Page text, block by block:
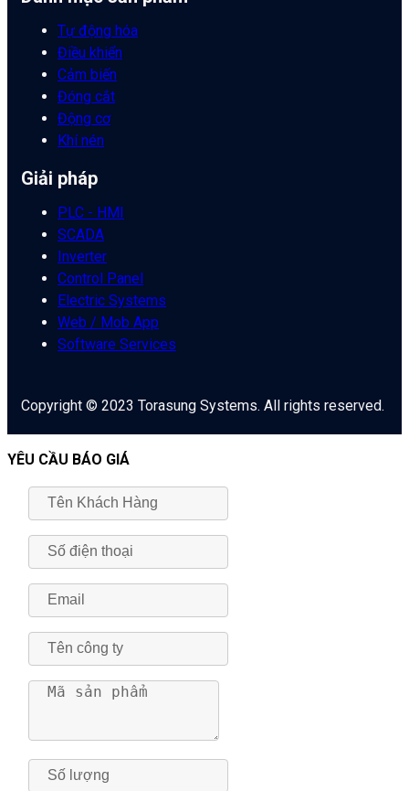
Tự động hóa
Điều khiển
Cảm biến
Đóng cắt
Động cơ
Khí nén
Giải pháp
PLC - HMI
SCADA
Inverter
Control Panel
Electric Systems
Web / Mob App
Software Services
Copyright © 2023 Torasung Systems. All rights reserved.
YÊU CẦU BÁO GIÁ